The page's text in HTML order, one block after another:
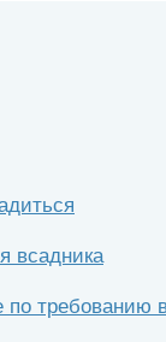
всадника
по требованию